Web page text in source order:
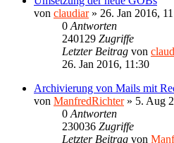
von claudiar» 26. Jan 2016,
0 Antworten
240129 Zugriffe
Letzter Beitrag von
26. Jan 2016, 11:30
Archivierung von Mails mit
von ManfredRichter» 5. Aug
0 Antworten
230036 Zugriffe
Letzter Beitrag von